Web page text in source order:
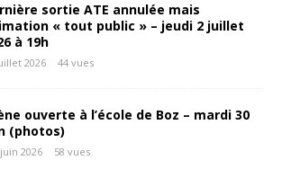
sortie ATE annulée mais
« tout public » – jeudi 2 juillet
à 19h
2026 44 vues
ouverte à l’école de Boz – mardi 30
(photos)
2026 58 vues